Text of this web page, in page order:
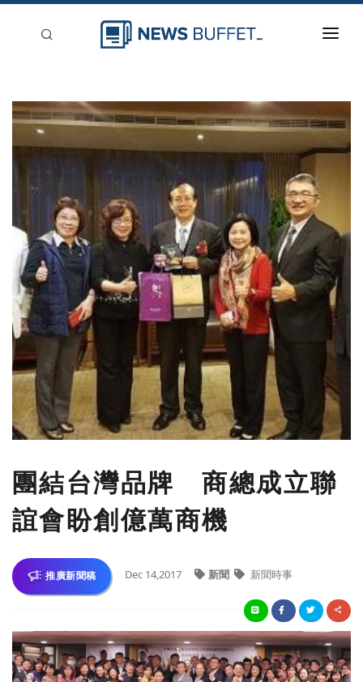
新聞稿分類
團結台灣品牌 商總成立聯
誼會盼創億萬商機
推廣新聞稿 Dec 14,2017 新聞 新聞時事